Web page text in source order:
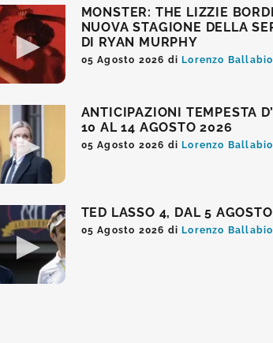
MONSTER: THE LIZZIE
NUOVA STAGIONE DELLA
DI RYAN MURPHY
05 Agosto 2026 di Lorenzo Ballabio
ANTICIPAZIONI TEMPESTA
10 AL 14 AGOSTO 2026
05 Agosto 2026 di Lorenzo Ballabio
TED LASSO 4, DAL 5
05 Agosto 2026 di Lorenzo Ballabio